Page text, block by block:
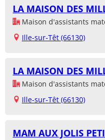
LA MAISON DES
Maison d'assistants
Ille-sur-Têt (66130)
LA MAISON DES
Maison d'assistants
Ille-sur-Têt (66130)
MAM AUX JOLIS